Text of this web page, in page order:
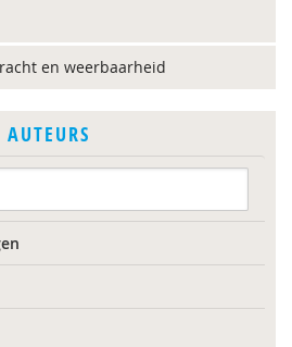
en weerbaarheid
AUTEURS